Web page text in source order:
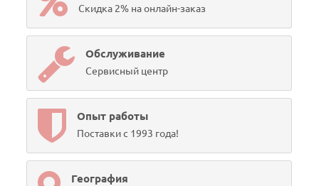
Скидка 2% на онлайн-заказ
Обслуживание
Сервисный центр
Опыт работы
Поставки с 1993 года!
География